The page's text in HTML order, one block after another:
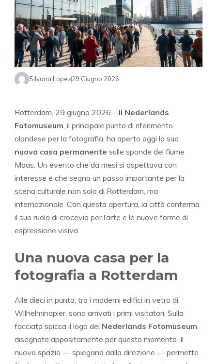
Silvana Lopez29 Giugno 2026
Rotterdam, 29 giugno 2026 – Il Nederlands
Fotomuseum , il principale punto di riferimento
olandese per la fotografia, ha aperto oggi la sua
nuova casa permanente sulle sponde del fiume
Maas. Un evento che da mesi si aspettava con
interesse e che segna un passo importante per la
scena culturale non solo di Rotterdam, ma
internazionale. Con questa apertura, la città conferma
il suo ruolo di crocevia per l’arte e le nuove forme di
espressione visiva.
Una nuova casa per la
fotografia a Rotterdam
Alle dieci in punto, tra i moderni edifici in vetro di
Wilhelminapier, sono arrivati i primi visitatori. Sulla
facciata spicca il logo del Nederlands Fotomuseum
disegnato appositamente per questo momento. Il
nuovo spazio — spiegano dalla direzione — permette